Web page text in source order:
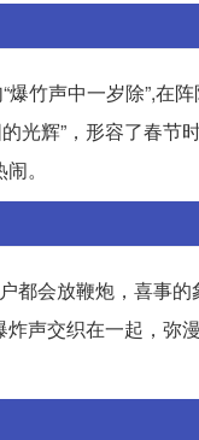
竹声中一岁除”,在
光辉”，形容了春节
。
都会放鞭炮，喜事
声交织在一起，弥